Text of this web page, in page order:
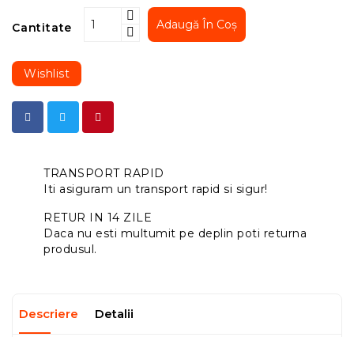
Cantitate Adaugă În Coș
Wishlist
TRANSPORT RAPID
Iti asiguram un transport rapid si sigur!
RETUR IN 14 ZILE
Daca nu esti multumit pe deplin poti returna
produsul.
Descriere Detalii